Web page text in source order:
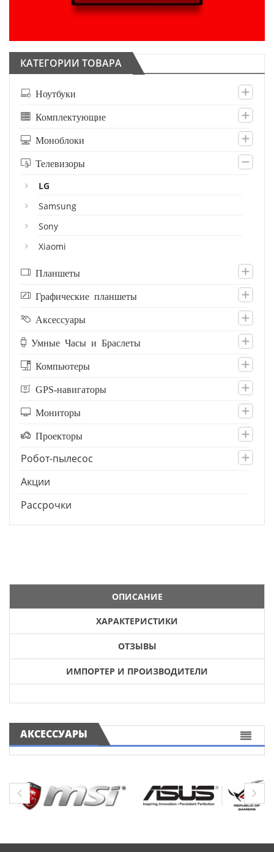
КАТЕГОРИИ ТОВАРА
Ноутбуки
Комплектующие
Моноблоки
Телевизоры
LG
Samsung
Sony
Xiaomi
Планшеты
Графические планшеты
Аксессуары
Умные Часы и Браслеты
Компьютеры
GPS-навигаторы
Мониторы
Проекторы
Робот-пылесос
Акции
Рассрочки
ОПИСАНИЕ
ХАРАКТЕРИСТИКИ
ОТЗЫВЫ
ИМПОРТЕР И ПРОИЗВОДИТЕЛИ
АКСЕССУАРЫ